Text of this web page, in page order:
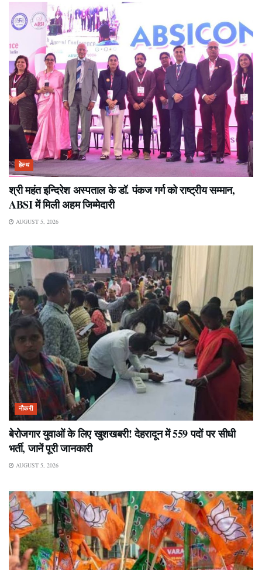
हेल्थ
श्री महंत इन्दिरेश अस्पताल के डॉ. पंकज गर्ग को राष्ट्रीय सम्मान,
ABSI में मिली अहम जिम्मेदारी
AUGUST 5, 2026
नौकरी
बेरोजगार युवाओं के लिए खुशखबरी! देहरादून में 559 पदों पर सीधी
भर्ती, जानें पूरी जानकारी
AUGUST 5, 2026